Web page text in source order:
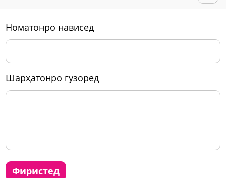
номатонро нависед
шарҳатонро гузоред
фиристед